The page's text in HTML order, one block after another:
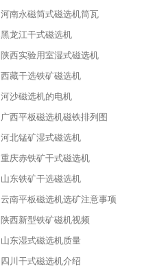
河南永磁筒式磁选机筒瓦
黑龙江干式磁选机
陕西实验用室湿式磁选机
西藏干选铁矿磁选机
河沙磁选机的电机
广西平板磁选机磁铁排列图
河北锰矿湿式磁选机
重庆赤铁矿干式磁选机
山东铁矿干选磁选机
云南平板磁选机选矿注意事项
陕西新型铁矿磁机视频
山东湿式磁选机质量
四川干式磁选机介绍